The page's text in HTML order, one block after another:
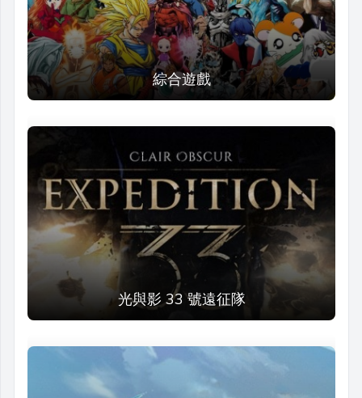
綜合遊戲
光與影 33 號遠征隊